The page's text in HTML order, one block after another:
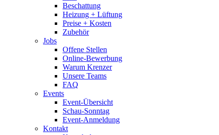
Beschattung
Heizung + Lüftung
Preise + Kosten
Zubehör
Jobs
Offene Stellen
Online-Bewerbung
Warum Krenzer
Unsere Teams
FAQ
Events
Event-Übersicht
Schau-Sonntag
Event-Anmeldung
Kontakt